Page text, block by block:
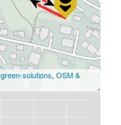
green-solutions, OSM &